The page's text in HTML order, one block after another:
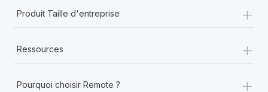
Produit Taille d'entreprise +
Ressources +
Pourquoi choisir Remote ? +